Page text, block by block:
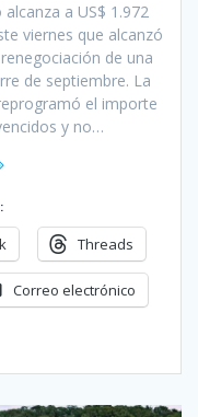
a US$ 1.972
viernes que alcanzó
de una
de septiembre. La
el importe
y no…
Threads
Correo electrónico